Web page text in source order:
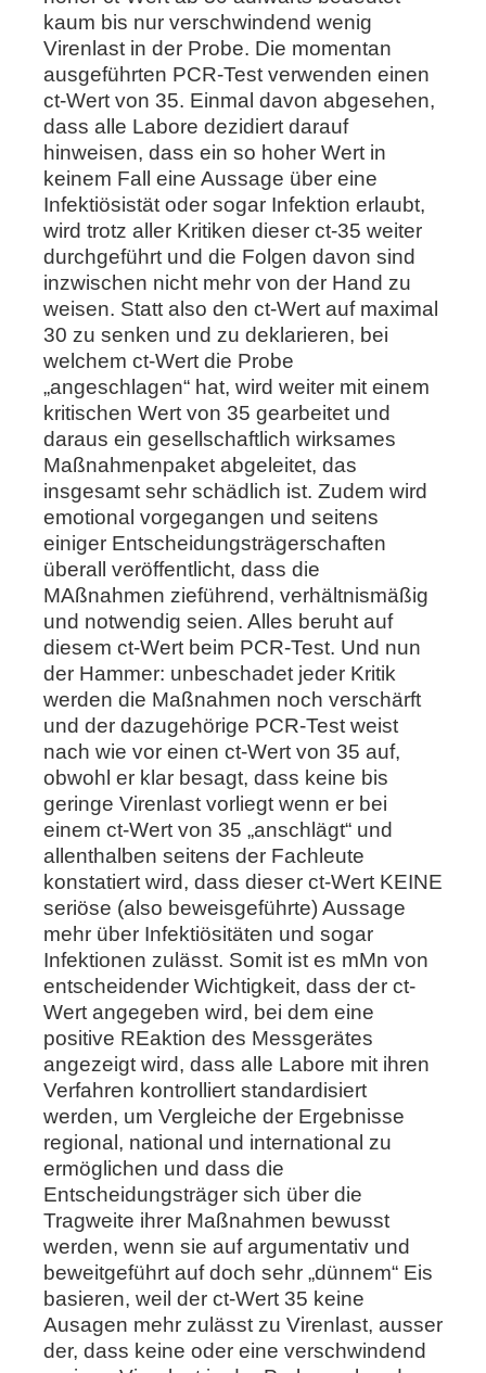
kaum bis nur verschwindend wenig
Virenlast in der Probe. Die momentan
ausgeführten PCR-Test verwenden einen
ct-Wert von 35. Einmal davon abgesehen,
dass alle Labore dezidiert darauf
hinweisen, dass ein so hoher Wert in
keinem Fall eine Aussage über eine
Infektiösistät oder sogar Infektion erlaubt,
wird trotz aller Kritiken dieser ct-35 weiter
durchgeführt und die Folgen davon sind
inzwischen nicht mehr von der Hand zu
weisen. Statt also den ct-Wert auf maximal
30 zu senken und zu deklarieren, bei
welchem ct-Wert die Probe
„angeschlagen“ hat, wird weiter mit einem
kritischen Wert von 35 gearbeitet und
daraus ein gesellschaftlich wirksames
Maßnahmenpaket abgeleitet, das
insgesamt sehr schädlich ist. Zudem wird
emotional vorgegangen und seitens
einiger Entscheidungsträgerschaften
überall veröffentlicht, dass die
MAßnahmen zieführend, verhältnismäßig
und notwendig seien. Alles beruht auf
diesem ct-Wert beim PCR-Test. Und nun
der Hammer: unbeschadet jeder Kritik
werden die Maßnahmen noch verschärft
und der dazugehörige PCR-Test weist
nach wie vor einen ct-Wert von 35 auf,
obwohl er klar besagt, dass keine bis
geringe Virenlast vorliegt wenn er bei
einem ct-Wert von 35 „anschlägt“ und
allenthalben seitens der Fachleute
konstatiert wird, dass dieser ct-Wert KEINE
seriöse (also beweisgeführte) Aussage
mehr über Infektiösitäten und sogar
Infektionen zulässt. Somit ist es mMn von
entscheidender Wichtigkeit, dass der ct-
Wert angegeben wird, bei dem eine
positive REaktion des Messgerätes
angezeigt wird, dass alle Labore mit ihren
Verfahren kontrolliert standardisiert
werden, um Vergleiche der Ergebnisse
regional, national und international zu
ermöglichen und dass die
Entscheidungsträger sich über die
Tragweite ihrer Maßnahmen bewusst
werden, wenn sie auf argumentativ und
beweitgeführt auf doch sehr „dünnem“ Eis
basieren, weil der ct-Wert 35 keine
Ausagen mehr zulässt zu Virenlast, ausser
der, dass keine oder eine verschwindend